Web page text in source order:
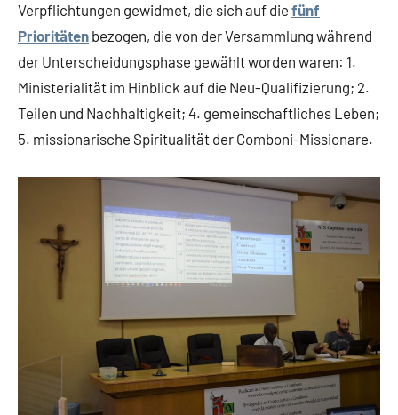
Verpflichtungen gewidmet, die sich auf die fünf
Prioritäten bezogen, die von der Versammlung während
der Unterscheidungsphase gewählt worden waren: 1.
Ministerialität im Hinblick auf die Neu-Qualifizierung; 2.
Teilen und Nachhaltigkeit; 4. gemeinschaftliches Leben;
5. missionarische Spiritualität der Comboni-Missionare.